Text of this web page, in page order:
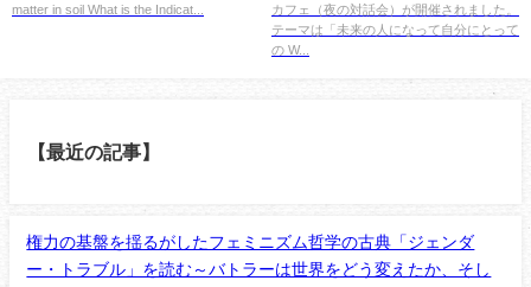
matter in soil What is the Indicat...
分にとっての Well-being を考え
る』
カフェ（夜の対話会）が開催されました。
テーマは「未来の人になって自分にとって
の W...
【最近の記事】
権力の基盤を揺るがしたフェミニズム哲学の古典「ジェンダ
ー・トラブル」を読む～バトラーは世界をどう変えたか、そし